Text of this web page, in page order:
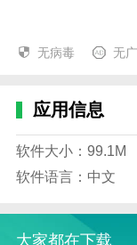
无病毒 无
应用信息
软件大小：99.1M
软件语言：中文
大家都在下载